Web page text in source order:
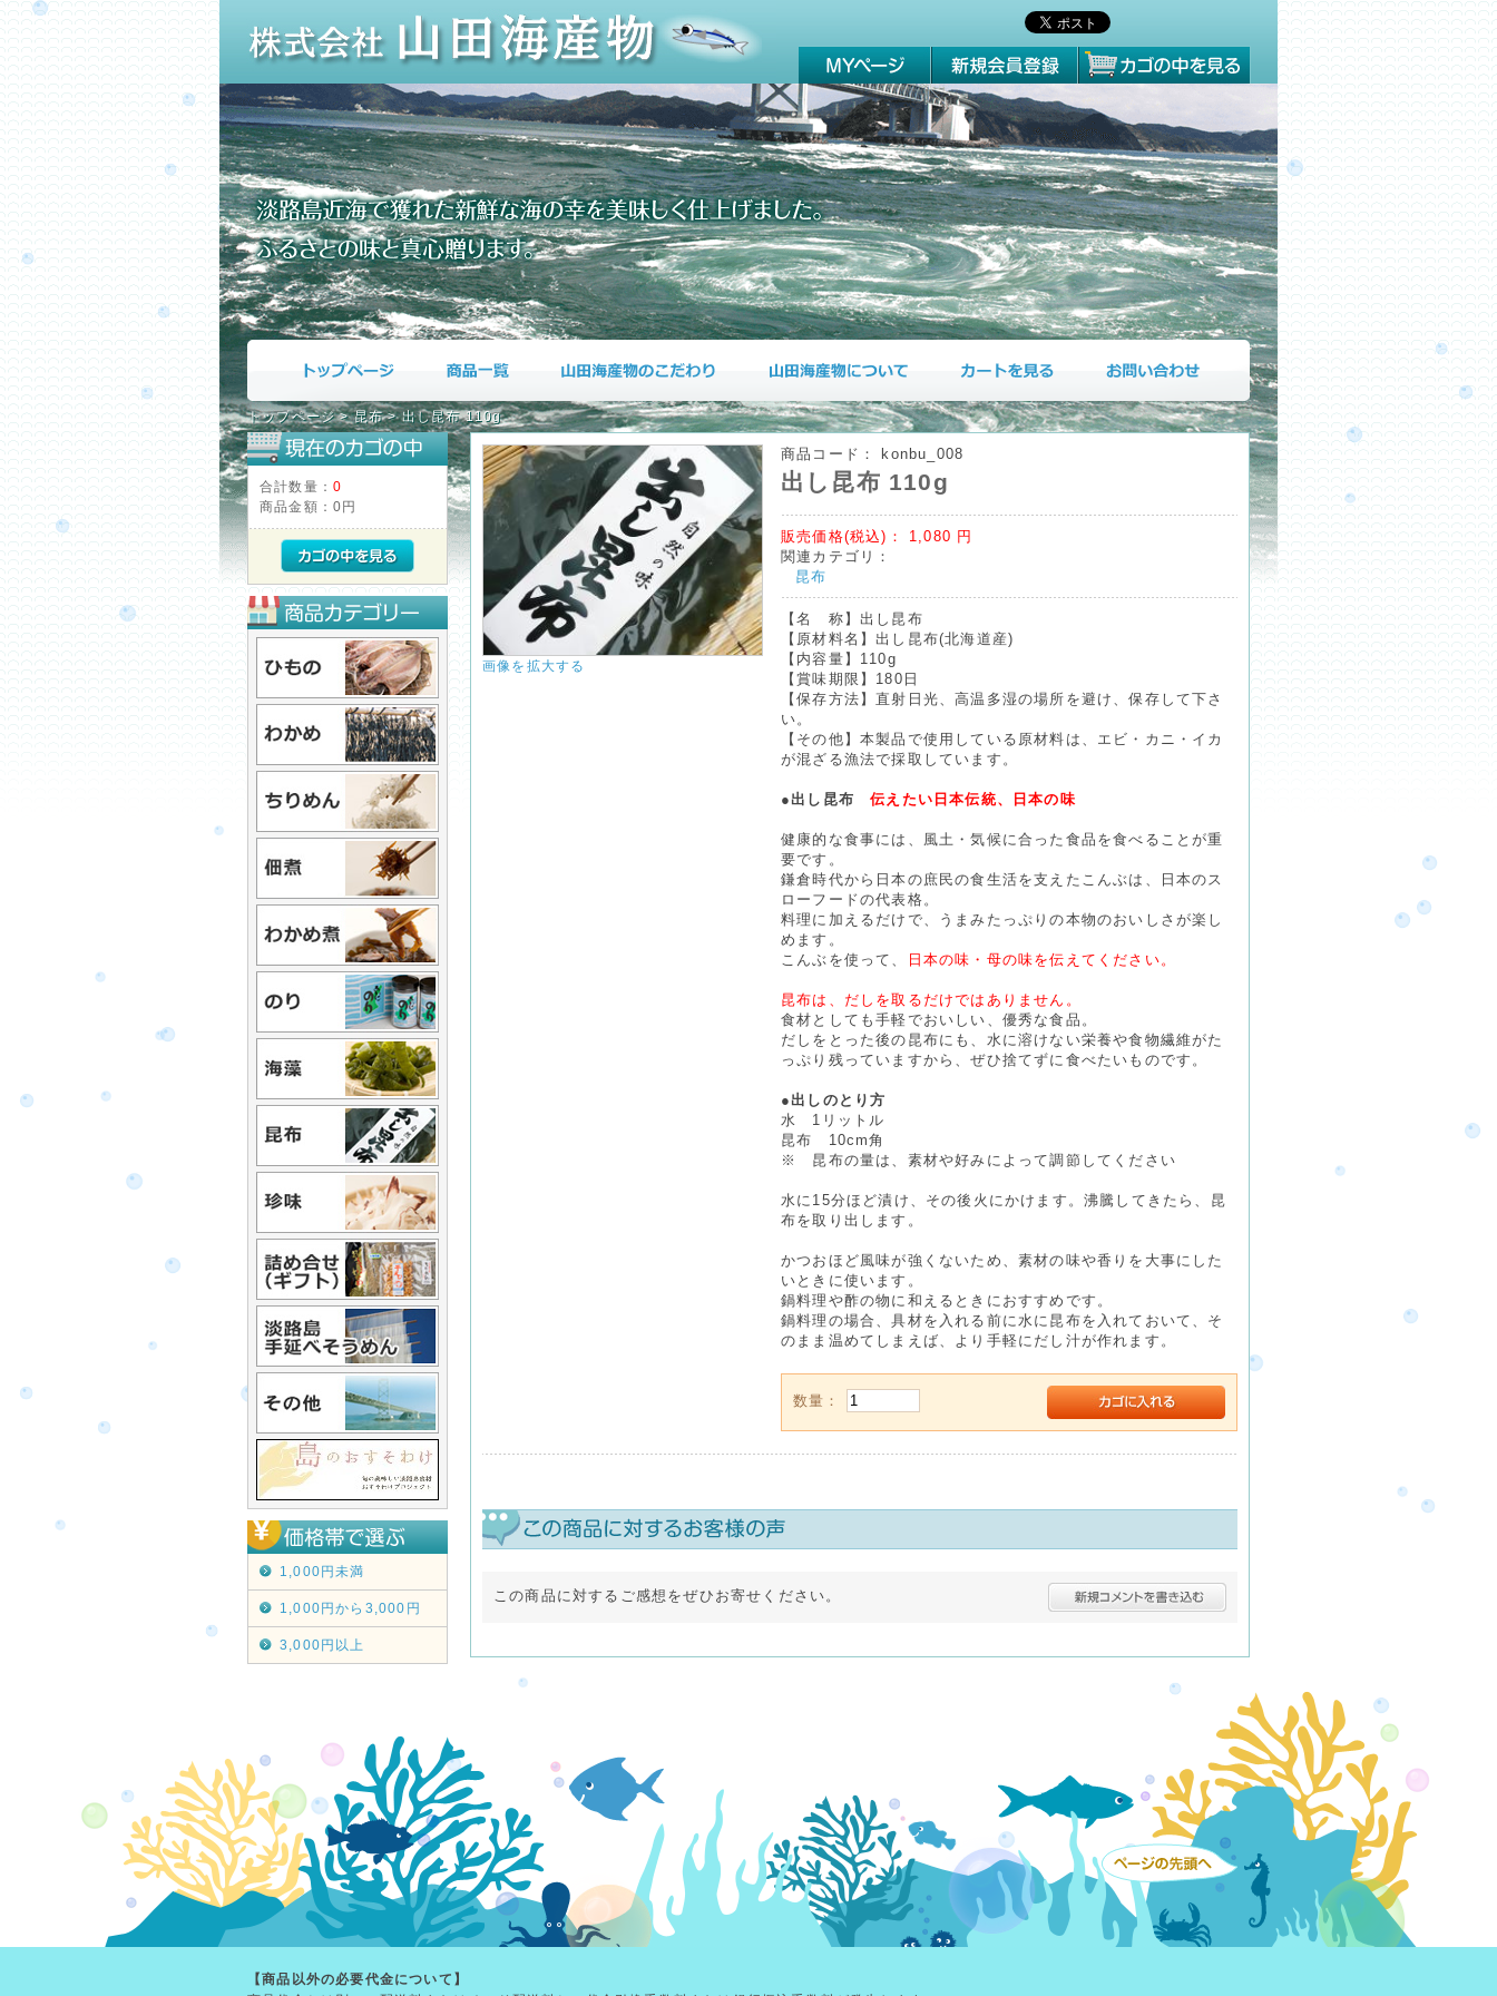
トップページ >昆布 >出し昆布 110g
合計数量： 0
商品金額： 0円
1,000円未満
1,000円から3,000円
3,000円以上
画像を拡大する
商品コード： konbu_008
出し昆布 110g
販売価格(税込)： 1,080 円
関連カテゴリ：
昆布
【名 称】出し昆布
【原材料名】出し昆布(北海道産)
【内容量】110g
【賞味期限】180日
【保存方法】直射日光、高温多湿の場所を避け、保存して下さ
い。
【その他】本製品で使用している原材料は、エビ・カニ・イカ
が混ざる漁法で採取しています。
●出し昆布 伝えたい日本伝統、日本の味
健康的な食事には、風土・気候に合った食品を食べることが重
要です。
鎌倉時代から日本の庶民の食生活を支えたこんぶは、日本のス
ローフードの代表格。
料理に加えるだけで、うまみたっぷりの本物のおいしさが楽し
めます。
こんぶを使って、
日本の味・母の味を伝えてください。
昆布は、だしを取るだけではありません。
食材としても手軽でおいしい、優秀な食品。
だしをとった後の昆布にも、水に溶けない栄養や食物繊維がた
っぷり残っていますから、ぜひ捨てずに食べたいものです。
●出しのとり方
水 1リットル
昆布 10cm角
※ 昆布の量は、素材や好みによって調節してください
水に15分ほど漬け、その後火にかけます。沸騰してきたら、昆
布を取り出します。
かつおほど風味が強くないため、素材の味や香りを大事にした
いときに使います。
鍋料理や酢の物に和えるときにおすすめです。
鍋料理の場合、具材を入れる前に水に昆布を入れておいて、そ
のまま温めてしまえば、より手軽にだし汁が作れます。
数量：
この商品に対するご感想をぜひお寄せください。
【商品以外の必要代金について】